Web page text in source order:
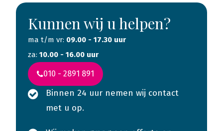
Kunnen wij u helpen?
ma t/m vr: 09.00 - 17.30 uur
za: 10.00 - 16.00 uur
010 - 2891 891
Binnen 24 uur nemen wij contact
met u op.